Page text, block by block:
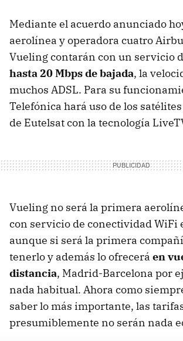
Mediante el acuerdo anunciado
aerolínea y operadora cuatro
Vueling contarán con un servicio
hasta 20 Mbps de bajada, la
muchos ADSL. Para su
Telefónica hará uso de los
de Eutelsat con la tecnología
Vueling no será la primera
con servicio de conectividad WiFi
aunque si será la primera
tenerlo y además lo ofrecerá en
distancia, Madrid-Barcelona por
nada habitual. Ahora como
saber lo más importante, las
presumiblemente no serán nada